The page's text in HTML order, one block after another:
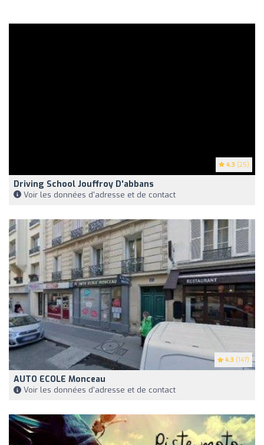
4.3 (25)
Driving School Jouffroy D'abbans
Voir les données d'adresse et de contact
4.3 (147)
AUTO ECOLE Monceau
Voir les données d'adresse et de contact